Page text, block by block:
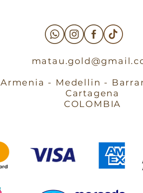
Armenia - Medellin -
Cartagena
COLOMBIA